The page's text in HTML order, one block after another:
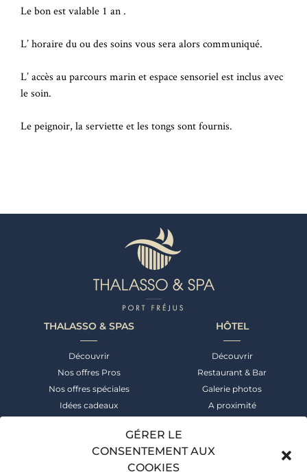
GÉRER LE
CONSENTEMENT AUX
COOKIES
Le bon est valable 1 an .
L’ horaire du ou des soins vous sera alors communiqué.
L’ accès au parcours marin et espace sensoriel est inclus avec
le soin.
Le peignoir, la serviette et les tongs sont fournis.
THALASSO & SPAS
Découvrir
Nos offres Pros
Nos offres spéciales
Idées cadeaux
HÔTEL
Découvrir
Restaurant & Bar
Galerie photos
A proximité
Suivez notre actualité &